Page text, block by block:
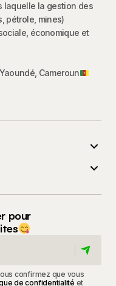
laquelle la gestion des
pétrole, mines)
économique et
Yaoundé, Cameroun
pour
confirmez que vous
de confidentialité et